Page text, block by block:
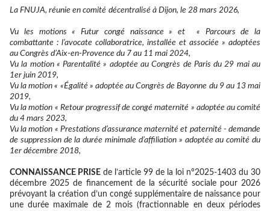
La FNUJA, réunie en comité décentralisé à Dijon, le 28 mars 2026,
Vu les motions « Futur congé naissance »et
« Parcours de la
combattante : l’avocate collaboratrice, installée et associée » adoptées
au Congrès d’Aix-en-Provence du 7 au 11 mai 2024,
Vu la motion «Parentalité » adoptée auCongrès de Paris du 29 mai au
1er juin 2019,
Vu la motion« «Égalité » adoptée auCongrèsde Bayonne du 9 au 13 mai
2019,
Vu la motion « Retour progressif de congé maternité » adoptée aucomité
du 4 mars 2023,
Vu la motion « Prestations d’assurance maternité et paternité - demande
de suppression de la durée minimale d’affiliation» adoptée aucomitédu
1er décembre 2018,
CONNAISSANCE PRISE de l’article 99 de la loi n°2025-1403 du 30
décembre 2025 de financement de la sécurité sociale pour 2026
prévoyant la création d’un congé supplémentaire de naissance pour
une durée maximale de 2 mois (fractionnable en deux périodes